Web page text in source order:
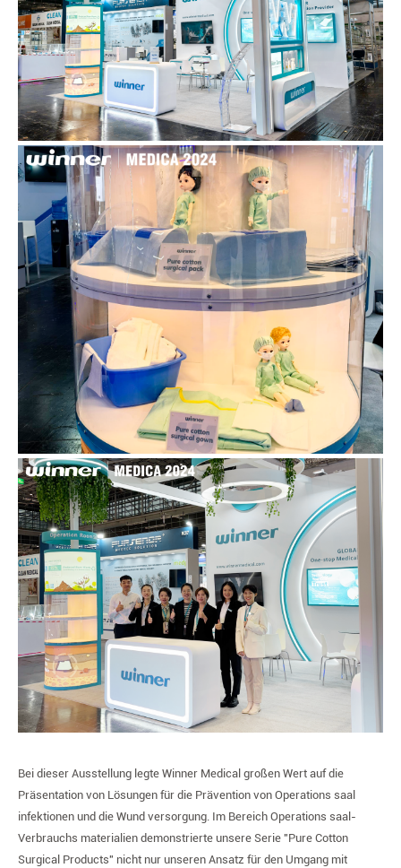
Bei dieser Ausstellung legte Winner Medical großen Wert auf die
Präsentation von Lösungen für die Prävention von Operations saal
infektionen und die Wund versorgung. Im Bereich Operations saal-
Verbrauchs materialien demonstrierte unsere Serie "Pure Cotton
Surgical Products" nicht nur unseren Ansatz für den Umgang mit